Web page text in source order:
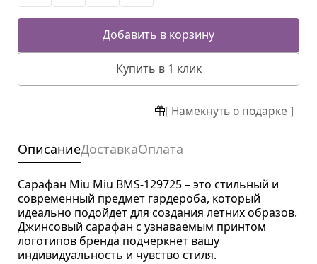
Добавить в корзину
Купить в 1 клик
[ Намекнуть о подарке ]
ОписаниеДоставкаОплата
Сарафан Miu Miu BMS-129725 – это стильный и
современный предмет гардероба, который
идеально подойдет для создания летних образов.
Джинсовый сарафан с узнаваемым принтом
логотипов бренда подчеркнет вашу
индивидуальность и чувство стиля.